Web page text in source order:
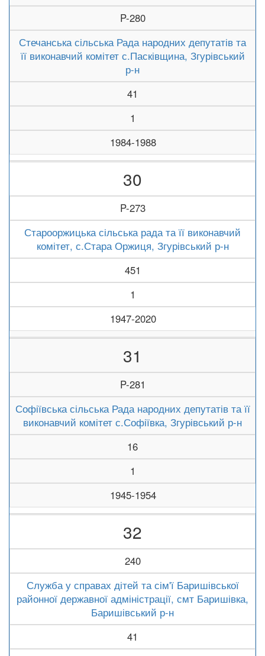
P-280
Стечанська сільська Рада народних депутатів та
її виконавчий комітет с.Пасківщина, Згурівський
р-н
41
1
1984-1988
30
P-273
Старооржицька сільська рада та її виконавчий
комітет, с.Стара Оржиця, Згурівський р-н
451
1
1947-2020
31
P-281
Софіївська сільська Рада народних депутатів та її
виконавчий комітет с.Софіївка, Згурівський р-н
16
1
1945-1954
32
240
Служба у справах дітей та сім'ї Баришівської
районної державної адміністрації, смт Баришівка,
Баришівський р-н
41